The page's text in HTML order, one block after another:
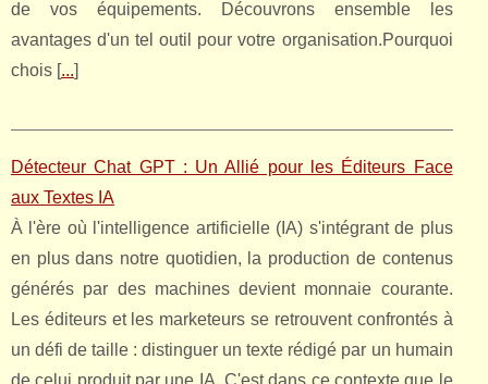
de vos équipements. Découvrons ensemble les
avantages d'un tel outil pour votre organisation.Pourquoi
chois [...]
Détecteur Chat GPT : Un Allié pour les Éditeurs Face
aux Textes IA
À l'ère où l'intelligence artificielle (IA) s'intégrant de plus
en plus dans notre quotidien, la production de contenus
générés par des machines devient monnaie courante.
Les éditeurs et les marketeurs se retrouvent confrontés à
un défi de taille : distinguer un texte rédigé par un humain
de celui produit par une IA. C'est dans ce contexte que le